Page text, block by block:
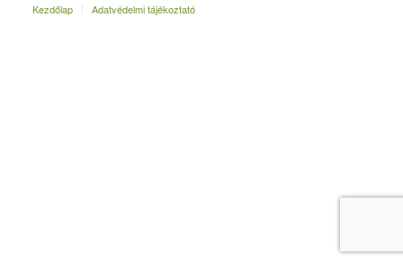
Kezdőlap
Adatvédelmi tájékoztató